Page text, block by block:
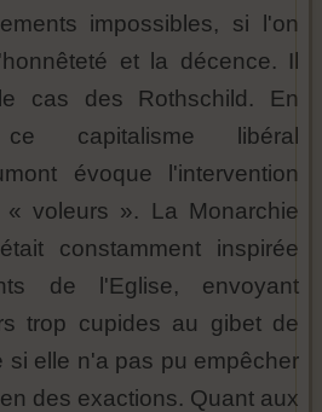
impossibles, si l'on
et la décence. Il
cas des Rothschild. En
capitalisme libéral
évoque l'intervention
voleurs ». La Monarchie
constamment inspirée
de l'Eglise, envoyant
trop cupides au gibet de
si elle n'a pas pu empêcher
des exactions. Quant aux